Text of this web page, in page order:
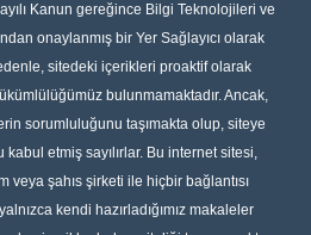
Kanun gereğince Bilgi Teknolojileri ve
onaylanmış bir Yer Sağlayıcı olarak
sitedeki içerikleri proaktif olarak
bulunmamaktadır. Ancak,
sorumluluğunu taşımakta olup, siteye
etmiş sayılırlar. Bu internet sitesi,
veya şahıs şirketi ile hiçbir bağlantısı
kendi hazırladığımız makaleler